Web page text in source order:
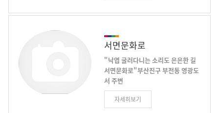
귀금속 상가의 36%가 밀집되어 있
어서 중심적 역할을 하고 있다. 주변
에는 백화점과 중앙시장, 평화시장 등
재래 시장들도 가까워 거대한 상권을
형성하고 있다. 매년 10월이 되면 귀
금속 상가 거리 축제가 열린다. 귀금
속 세일, 경품 행사와 함께 보석, 시계
류 무료 감별 및 세일 행사가 벌어져
많은 인기를 얻고 있다.
몇 년 전만해도 철물·공구상가가 번
만의 개성을 찾는 독특한 디자인의 아
기자기하면서도 이색적인 까페와 식
당, 수공예점등 170개소와 전자.전기
도매상가 및 부품 공구상가 약 300여
개소가 공존하는 이질적이고 독특한
거리를 형성하고 있으며 인근 전포성
당의 커피열매벽화, 놀이마루담장 플
서면문화로
"낙엽 굴러다니는 소리도 은은한 길
서면문화로"부산진구 부전동 영광도
서 주변
서면에 은은한 길이 생겼다. 낙엽 지
는 소리도 은은하고 낙엽 굴러다니는
자세히보기